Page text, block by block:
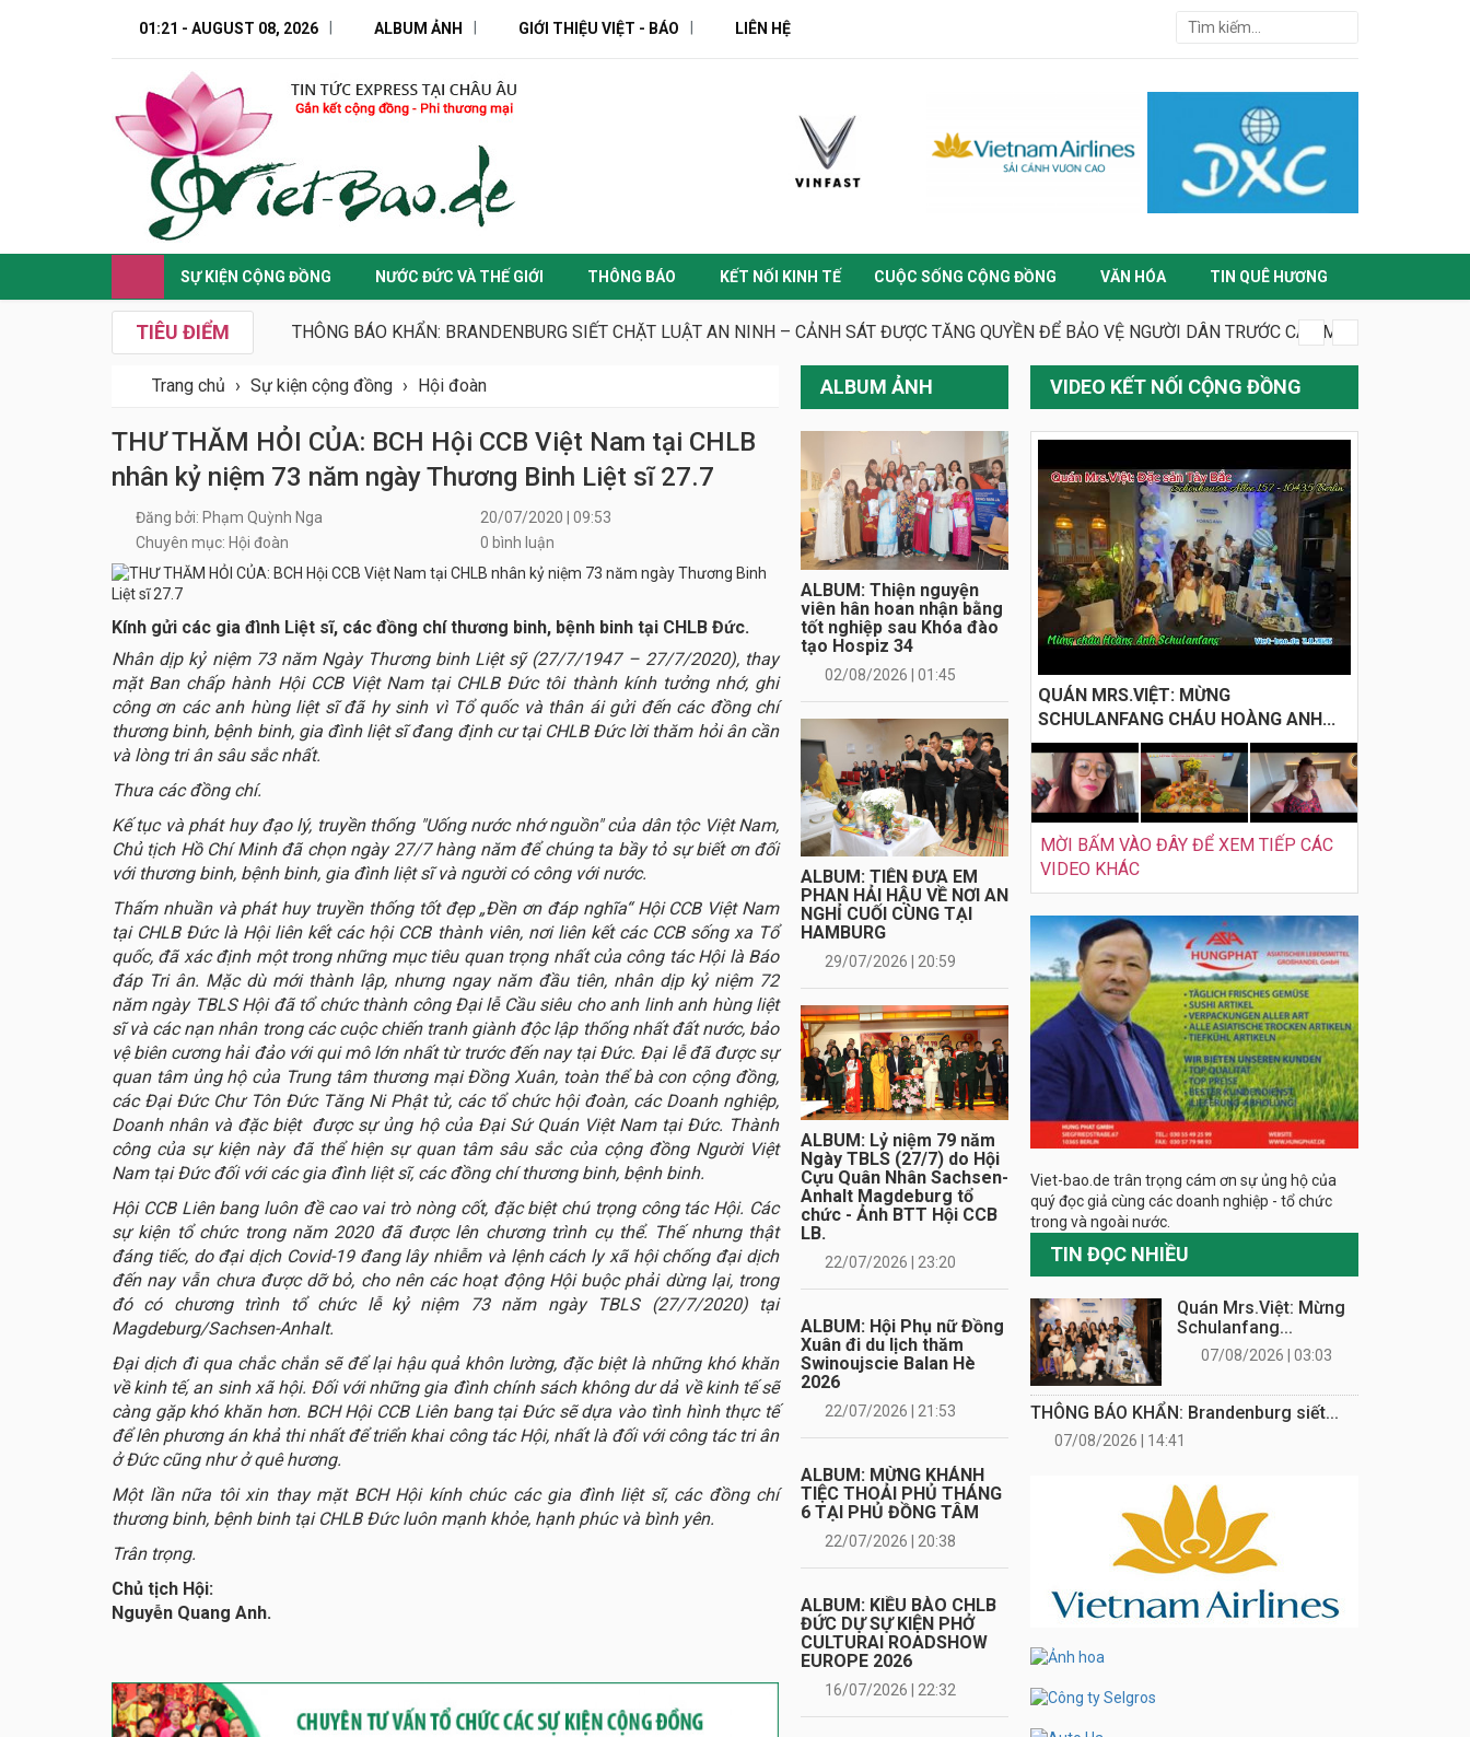
01:21 - AUGUST 08, 2026 ALBUM ẢNH GIỚI THIỆU VIỆT - BÁO LIÊN HỆ
SỰ KIỆN CỘNG ĐỒNG NƯỚC ĐỨC VÀ THẾ GIỚI THÔNG BÁO KẾT NỐI KINH TẾ CUỘC SỐNG CỘNG ĐỒNG VĂN HÓA TIN QUÊ HƯƠNG
TIÊU ĐIỂM THÔNG BÁO KHẨN: BRANDENBURG SIẾT CHẶT LUẬT AN NINH – CẢNH SÁT ĐƯỢC TĂNG QUYỀN ĐỂ BẢO VỆ NGƯỜI DÂN TRƯỚC CÁC MỐI ĐE DỌA MỚI
Trang chủ › Sự kiện cộng đồng › Hội đoàn
THƯ THĂM HỎI CỦA: BCH Hội CCB Việt Nam tại CHLB
nhân kỷ niệm 73 năm ngày Thương Binh Liệt sĩ 27.7
Đăng bởi: Phạm Quỳnh Nga
20/07/2020 | 09:53
Chuyên mục: Hội đoàn
0 bình luận
Kính gửi các gia đình Liệt sĩ, các đồng chí thương binh, bệnh binh tại CHLB Đức.
Nhân dịp kỷ niệm 73 năm Ngày Thương binh Liệt sỹ (27/7/1947 – 27/7/2020), thay
mặt Ban chấp hành Hội CCB Việt Nam tại CHLB Đức tôi thành kính tưởng nhớ, ghi
công ơn các anh hùng liệt sĩ đã hy sinh vì Tổ quốc và thân ái gửi đến các đồng chí
thương binh, bệnh binh, gia đình liệt sĩ đang định cư tại CHLB Đức lời thăm hỏi ân cần
và lòng tri ân sâu sắc nhất.
Thưa các đồng chí.
Kế tục và phát huy đạo lý, truyền thống "Uống nước nhớ nguồn" của dân tộc Việt Nam,
Chủ tịch Hồ Chí Minh đã chọn ngày 27/7 hàng năm để chúng ta bầy tỏ sự biết ơn đối
với thương binh, bệnh binh, gia đình liệt sĩ và người có công với nước.
Thấm nhuần và phát huy truyền thống tốt đẹp „Đền ơn đáp nghĩa“ Hội CCB Việt Nam
tại CHLB Đức là Hội liên kết các hội CCB thành viên, nơi liên kết các CCB sống xa Tổ
quốc, đã xác định một trong những mục tiêu quan trọng nhất của công tác Hội là Báo
đáp Tri ân. Mặc dù mới thành lập, nhưng ngay năm đầu tiên, nhân dịp kỷ niệm 72
năm ngày TBLS Hội đã tổ chức thành công Đại lễ Cầu siêu cho anh linh anh hùng liệt
sĩ và các nạn nhân trong các cuộc chiến tranh giành độc lập thống nhất đất nước, bảo
vệ biên cương hải đảo với qui mô lớn nhất từ trước đến nay tại Đức. Đại lễ đã được sự
quan tâm ủng hộ của Trung tâm thương mại Đồng Xuân, toàn thể bà con cộng đồng,
các Đại Đức Chư Tôn Đức Tăng Ni Phật tử, các tổ chức hội đoàn, các Doanh nghiệp,
Doanh nhân và đặc biệt được sự ủng hộ của Đại Sứ Quán Việt Nam tại Đức. Thành
công của sự kiện này đã thể hiện sự quan tâm sâu sắc của cộng đồng Người Việt
Nam tại Đức đối với các gia đình liệt sĩ, các đồng chí thương binh, bệnh binh.
Hội CCB Liên bang luôn đề cao vai trò nòng cốt, đặc biệt chú trọng công tác Hội. Các
sự kiện tổ chức trong năm 2020 đã được lên chương trình cụ thể. Thế nhưng thật
đáng tiếc, do đại dịch Covid-19 đang lây nhiễm và lệnh cách ly xã hội chống đại dịch
đến nay vẫn chưa được dỡ bỏ, cho nên các hoạt động Hội buộc phải dừng lại, trong
đó có chương trình tổ chức lễ kỷ niệm 73 năm ngày TBLS (27/7/2020) tại
Magdeburg/Sachsen-Anhalt.
Đại dịch đi qua chắc chắn sẽ để lại hậu quả khôn lường, đặc biệt là những khó khăn
về kinh tế, an sinh xã hội. Đối với những gia đình chính sách không dư dả về kinh tế sẽ
càng gặp khó khăn hơn. BCH Hội CCB Liên bang tại Đức sẽ dựa vào tình hình thực tế
để lên phương án khả thi nhất để triển khai công tác Hội, nhất là đối với công tác tri ân
ở Đức cũng như ở quê hương.
Một lần nữa tôi xin thay mặt BCH Hội kính chúc các gia đình liệt sĩ, các đồng chí
thương binh, bệnh binh tại CHLB Đức luôn mạnh khỏe, hạnh phúc và bình yên.
Trân trọng.
Chủ tịch Hội:
Nguyễn Quang Anh.
ALBUM ẢNH
ALBUM: Thiện nguyện
viên hân hoan nhận bằng
tốt nghiệp sau Khóa đào
tạo Hospiz 34
02/08/2026 | 01:45
ALBUM: TIỄN ĐƯA EM
PHAN HẢI HẬU VỀ NƠI AN
NGHỈ CUỐI CÙNG TẠI
HAMBURG
29/07/2026 | 20:59
ALBUM: Lỷ niệm 79 năm
Ngày TBLS (27/7) do Hội
Cựu Quân Nhân Sachsen-
Anhalt Magdeburg tổ
chức - Ảnh BTT Hội CCB
LB.
22/07/2026 | 23:20
ALBUM: Hội Phụ nữ Đồng
Xuân đi du lịch thăm
Swinoujscie Balan Hè
2026
22/07/2026 | 21:53
ALBUM: MỪNG KHÁNH
TIỆC THOẢI PHỦ THÁNG
6 TẠI PHỦ ĐỒNG TÂM
22/07/2026 | 20:38
ALBUM: KIỀU BÀO CHLB
ĐỨC DỰ SỰ KIỆN PHỞ
CULTURAI ROADSHOW
EUROPE 2026
16/07/2026 | 22:32
VIDEO KẾT NỐI CỘNG ĐỒNG
QUÁN MRS.VIỆT: MỪNG
SCHULANFANG CHÁU HOÀNG ANH...
MỜI BẤM VÀO ĐÂY ĐỂ XEM TIẾP CÁC
VIDEO KHÁC
Viet-bao.de trân trọng cám ơn sự ủng hộ của
quý đọc giả cùng các doanh nghiệp - tổ chức
trong và ngoài nước.
TIN ĐỌC NHIỀU
Quán Mrs.Việt: Mừng
Schulanfang...
07/08/2026 | 03:03
THÔNG BÁO KHẨN: Brandenburg siết...
07/08/2026 | 14:41